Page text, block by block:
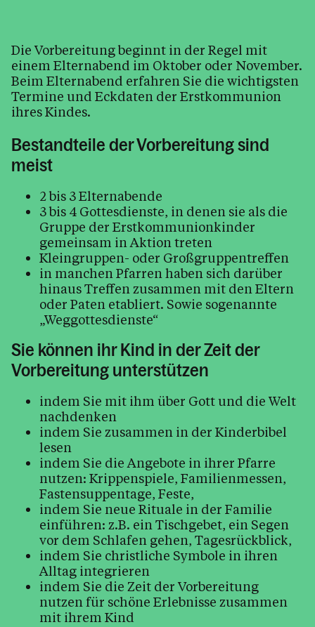
Tod, Beerdigung & Trauer
Seelsorge
Arbeitskreise & Ehrenamt
Kinder, Jugend & Familie
Unsere Schule in Meja Lalu, Äthiopien
Kirchenjahr
Pfarrheim (Austriahaus) & Vermietung
Kirchenmusik
Bleiben Sie informiert
Bildergalerien
Kalender
Personen
Kontakt
Die Vorbereitung beginnt in der Regel mit
einem Elternabend im Oktober oder November.
Beim Elternabend erfahren Sie die wichtigsten
Termine und Eckdaten der Erstkommunion
ihres Kindes.
Bestandteile der Vorbereitung sind
meist
2 bis 3 Elternabende
3 bis 4 Gottesdienste, in denen sie als die
Gruppe der Erstkommunionkinder
gemeinsam in Aktion treten
Kleingruppen- oder Großgruppentreffen
in manchen Pfarren haben sich darüber
hinaus Treffen zusammen mit den Eltern
oder Paten etabliert. Sowie sogenannte
„Weggottesdienste“
Sie können ihr Kind in der Zeit der
Vorbereitung unterstützen
indem Sie mit ihm über Gott und die Welt
nachdenken
indem Sie zusammen in der Kinderbibel
lesen
indem Sie die Angebote in ihrer Pfarre
nutzen: Krippenspiele, Familienmessen,
Fastensuppentage, Feste,
indem Sie neue Rituale in der Familie
einführen: z.B. ein Tischgebet, ein Segen
vor dem Schlafen gehen, Tagesrückblick,
indem Sie christliche Symbole in ihren
Alltag integrieren
indem Sie die Zeit der Vorbereitung
nutzen für schöne Erlebnisse zusammen
mit ihrem Kind